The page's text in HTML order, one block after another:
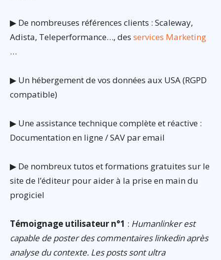
▶ De nombreuses références clients : Scaleway,
Adista, Teleperformance…, des services Marketing
…
▶ Un hébergement de vos données aux USA (RGPD
compatible)
▶ Une assistance technique complète et réactive :
Documentation en ligne / SAV par email
▶ De nombreux tutos et formations gratuites sur le
site de l’éditeur pour aider à la prise en main du
progiciel
Témoignage utilisateur n°1 : Humanlinker est
capable de poster des commentaires linkedin après
analyse du contexte. Les posts sont ultra